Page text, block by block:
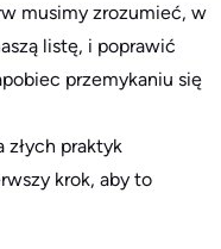
musimy zrozumieć, w
listę, i poprawić
przemykaniu się
złych praktyk
krok, aby to